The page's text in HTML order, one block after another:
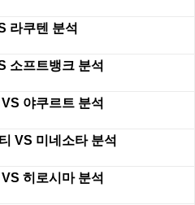
라쿠텐 분석
소프트뱅크 분석
야쿠르트 분석
VS 미네소타 분석
히로시마 분석